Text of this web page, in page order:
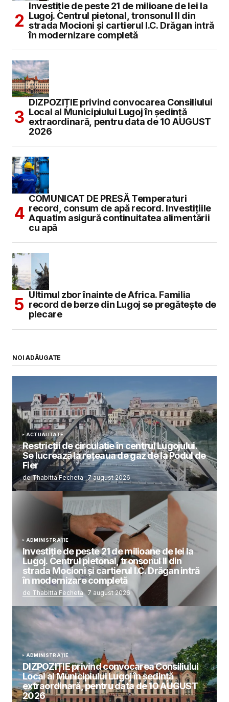
Investiție de peste 21 de milioane de lei la
Lugoj. Centrul pietonal, tronsonul II din
strada Mocioni și cartierul I.C. Drăgan intră
în modernizare completă
DIZPOZIȚIE privind convocarea Consiliului
Local al Municipiului Lugoj în şedinţă
extraordinară, pentru data de 10 AUGUST
2026
COMUNICAT DE PRESĂ Temperaturi
record, consum de apă record. Investițiile
Aquatim asigură continuitatea alimentării
cu apă
Ultimul zbor înainte de Africa. Familia
record de berze din Lugoj se pregătește de
plecare
NOI ADĂUGATE
ACTUALITATE
Restricții de circulație în centrul Lugojului.
Se lucrează la rețeaua de gaz de la Podul de
Fier
de Thabitta Fecheta 7 august 2026
ADMINISTRAȚIE
Investiție de peste 21 de milioane de lei la
Lugoj. Centrul pietonal, tronsonul II din
strada Mocioni și cartierul I.C. Drăgan intră
în modernizare completă
de Thabitta Fecheta 7 august 2026
ADMINISTRAȚIE
DIZPOZIȚIE privind convocarea Consiliului
Local al Municipiului Lugoj în şedinţă
extraordinară, pentru data de 10 AUGUST
2026